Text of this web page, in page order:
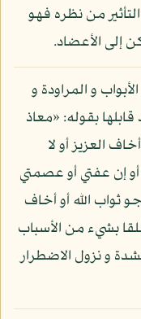
من نظره فهو
إلى الأعضاد.
و المراودة و
بقوله: «معاذ
العزيز أو لا
أو إن عفتي أو عصمتي
ثواب الله أو أخاف
بشيء من الأسباب
و نزول الاضطرار